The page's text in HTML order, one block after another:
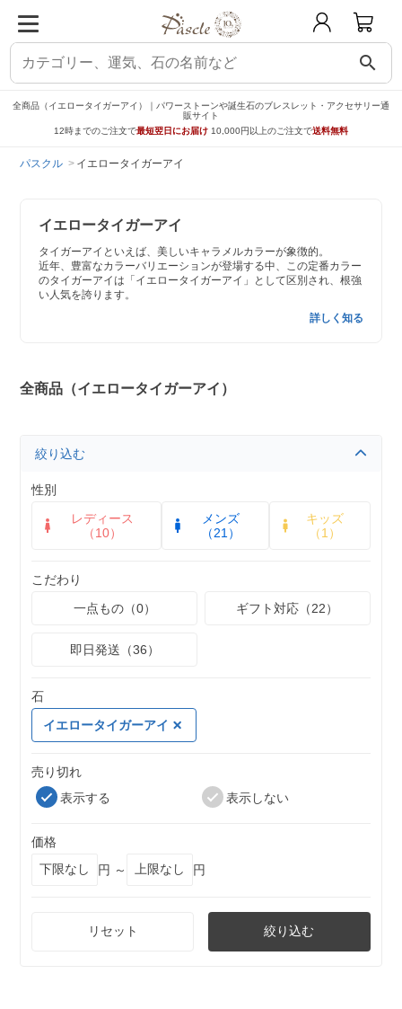
search
全商品（イエロータイガーアイ）｜パワーストーンや誕生石のブレスレット・アクセサリー通
販サイト
12時までのご注文で最短翌日にお届け 10,000円以上のご注文で送料無料
パスクル イエロータイガーアイ
イエロータイガーアイ
タイガーアイといえば、美しいキャラメルカラーが象徴的。
近年、豊富なカラーバリエーションが登場する中、この定番カラー
のタイガーアイは「イエロータイガーアイ」として区別され、根強
い人気を誇ります。
詳しく知る
全商品（イエロータイガーアイ）
絞り込む
性別
レディース
（10）
メンズ
（21）
キッズ
（1）
こだわり
一点もの（0）
ギフト対応（22）
即日発送（36）
石
イエロータイガーアイ
売り切れ
表示する
表示しない
価格
円 ～
円
リセット 絞り込む